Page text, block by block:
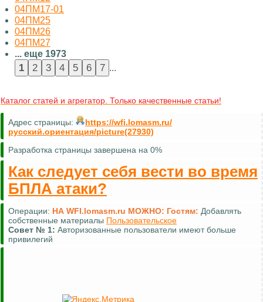
04ПМ17-01
04ПМ25
04ПМ26
04ПМ27
... еще 1973
...
Каталог статей и агрегатор. Только качественные статьи!
Адрес страницы:
https://wfi.lomasm.ru/
русский.ориентация/picture(27930)
Разработка страницы завершена на 0%
Как следует себя вести во время
БПЛА атаки?
Операции: НА WFI.lomasm.ru МОЖНО: Гостям: Добавлять
собственные материалы Пользовательское
Совет № 1: Авторизованные пользователи имеют больше
привилегий